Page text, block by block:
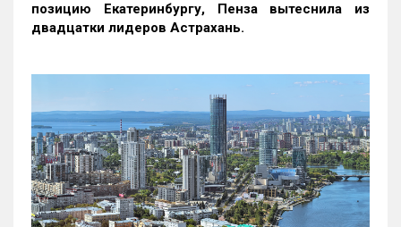
позицию Екатеринбургу, Пенза вытеснила из
двадцатки лидеров Астрахань.